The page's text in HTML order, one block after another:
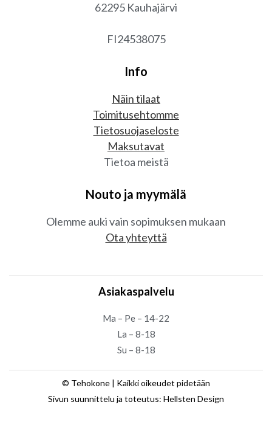
62295 Kauhajärvi
FI24538075
Info
Näin tilaat
Toimitusehtomme
Tietosuojaseloste
Maksutavat
Tietoa meistä
Nouto ja myymälä
Olemme auki vain sopimuksen mukaan
Ota yhteyttä
Asiakaspalvelu
Ma – Pe – 14-22
La – 8-18
Su – 8-18
© Tehokone | Kaikki oikeudet pidetään
Sivun suunnittelu ja toteutus: Hellsten Design